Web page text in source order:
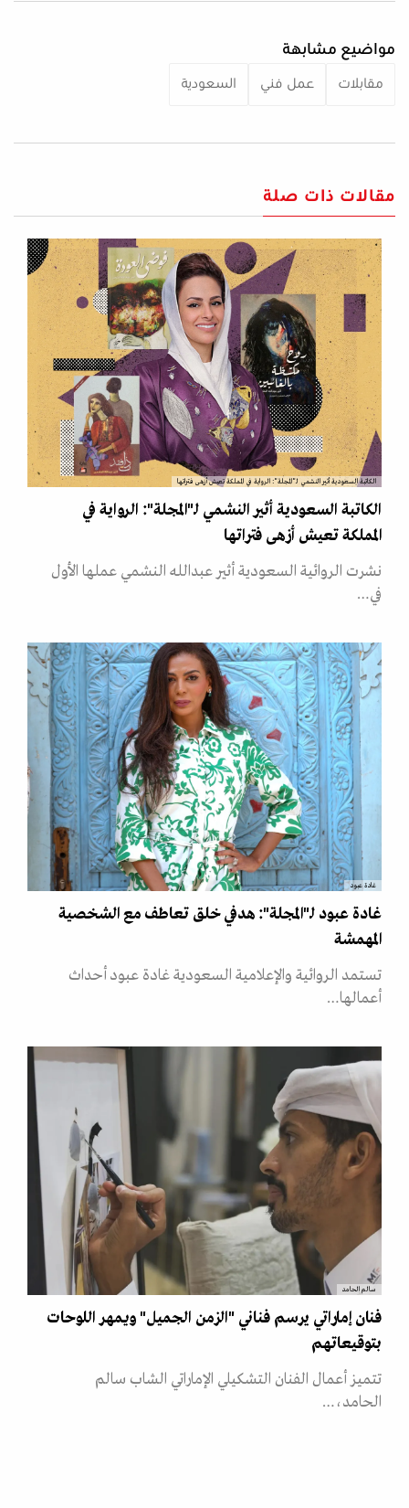
مواضيع مشابهة
مقابلات عمل فني السعودية
مقالات ذات صلة
الكاتبة السعودية أثير النشمي لـ"المجلة": الرواية في المملكة تعيش أزهى فتراتها
الكاتبة السعودية أثير النشمي لـ"المجلة": الرواية في
المملكة تعيش أزهى فتراتها
نشرت الروائية السعودية أثير عبدالله النشمي عملها الأول
في…
غادة عبود
غادة عبود لـ"المجلة": هدفي خلق تعاطف مع الشخصية
المهمشة
تستمد الروائية والإعلامية السعودية غادة عبود أحداث
أعمالها…
سالم الحامد
فنان إماراتي يرسم فناني "الزمن الجميل" ويمهر اللوحات
بتوقيعاتهم
تتميز أعمال الفنان التشكيلي الإماراتي الشاب سالم
الحامد،…